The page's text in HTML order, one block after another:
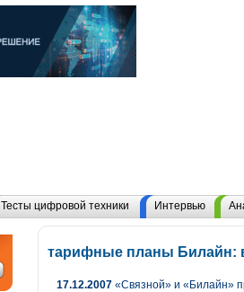
Тесты цифровой техники Интервью
тарифные планы Билайн:
17.12.2007 «Связной» и «Билайн»